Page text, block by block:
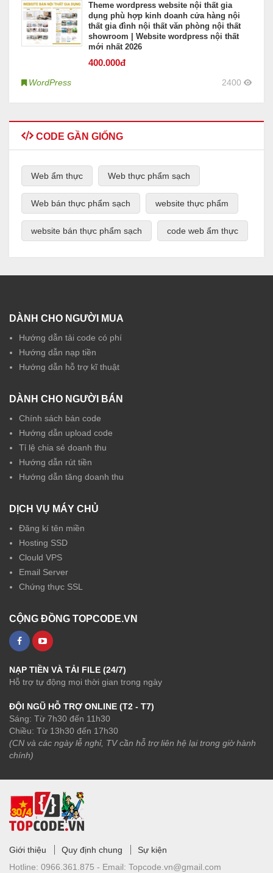
Theme wordpress website nội thất gia
dụng phù hợp kinh doanh cửa hàng nội
thất gia đình nội thất văn phòng nội thất
showroom | Website wordpress nội thất
mới nhất 2026
400.000đ
WordPress 2400
CODE GẦN GIỐNG
Web ẩm thực Web thực phẩm sạch
Web bán thực phẩm sạch website thực phẩm
website bán thực phẩm sạch code web ẩm thực
DÀNH CHO NGƯỜI MUA
Hướng dẫn tải code có phí
Hướng dẫn nạp tiền
Hướng dẫn hỗ trợ kĩ thuật
DÀNH CHO NGƯỜI BÁN
Chính sách bán code
Hướng dẫn upload code
Tỉ lệ chia sẻ doanh thu
Hướng dẫn rút tiền
Hướng dẫn tăng doanh thu
DỊCH VỤ MÁY CHỦ
Đăng kí tên miền
Hosting SSD
Clould VPS
Email Server
Chứng thực SSL
CỘNG ĐỒNG TOPCODE.VN
NẠP TIỀN VÀ TẢI FILE (24/7)
Hỗ trợ tự động mọi thời gian trong ngày
ĐỘI NGŨ HỖ TRỢ ONLINE (T2 - T7)
Sáng: Từ 7h30 đến 11h30
Chiều: Từ 13h30 đến 17h30
(CN và các ngày lễ nghỉ, TV cần hỗ trợ liên hệ lại trong giờ hành
chính)
Giới thiệu Quy định chung
Sự kiện
Hotline: 0966.361.875 - Email: Topcode.vn@gmail.com